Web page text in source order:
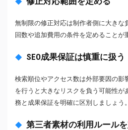
無制限の修正対応は制作者側に大きな
回数や追加費用の条件を定めることが
SEO成果保証は慎重に扱う
検索順位やアクセス数は外部要因の影
を行うと大きなリスクを負う可能性が
務と成果保証を明確に区別しましょう。
第三者素材の利用ルール